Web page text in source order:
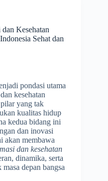
Kesehatan
Sehat dan
pondasi utama
kesehatan
yang tak
kualitas hidup
kedua bidang ini
dan inovasi
akan membawa
dan kesehatan
dinamika, serta
depan bangsa